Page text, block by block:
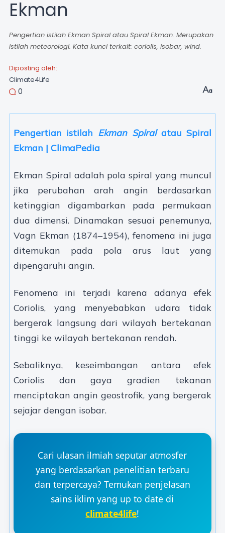
Ekman
Pengertian istilah Ekman Spiral atau Spiral Ekman. Merupakan
istilah meteorologi. Kata kunci terkait: coriolis, isobar, wind.
Diposting oleh:
Climate4Life
0
Pengertian istilah Ekman Spiralatau Spiral
Ekman | ClimaPedia
Ekman Spiral adalah pola spiral yang muncul
jika perubahan arah angin berdasarkan
ketinggian digambarkan pada permukaan
dua dimensi. Dinamakan sesuai penemunya,
Vagn Ekman (1874–1954), fenomena ini juga
ditemukan pada pola arus laut yang
dipengaruhi angin.
Fenomena ini terjadi karena adanya efek
Coriolis, yang menyebabkan udara tidak
bergerak langsung dari wilayah bertekanan
tinggi ke wilayah bertekanan rendah.
Sebaliknya, keseimbangan antara efek
Coriolis dan gaya gradien tekanan
menciptakan angin geostrofik, yang bergerak
sejajar dengan isobar.
Cari ulasan ilmiah seputar atmosfer
yang berdasarkan penelitian terbaru
dan terpercaya? Temukan penjelasan
sains iklim yang up to date di
climate4life!